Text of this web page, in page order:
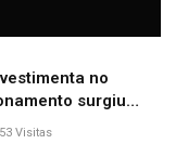
no
surgiu
mulher de
53 Visitas